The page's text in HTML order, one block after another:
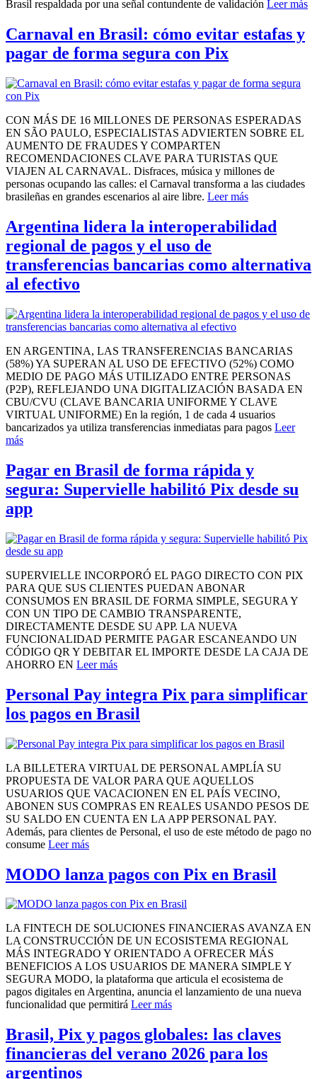
Brasil respaldada por una señal contundente de validación Leer más
Carnaval en Brasil: cómo evitar estafas y
pagar de forma segura con Pix
CON MÁS DE 16 MILLONES DE PERSONAS ESPERADAS
EN SÃO PAULO, ESPECIALISTAS ADVIERTEN SOBRE EL
AUMENTO DE FRAUDES Y COMPARTEN
RECOMENDACIONES CLAVE PARA TURISTAS QUE
VIAJEN AL CARNAVAL. Disfraces, música y millones de
personas ocupando las calles: el Carnaval transforma a las ciudades
brasileñas en grandes escenarios al aire libre. Leer más
Argentina lidera la interoperabilidad
regional de pagos y el uso de
transferencias bancarias como alternativa
al efectivo
EN ARGENTINA, LAS TRANSFERENCIAS BANCARIAS
(58%) YA SUPERAN AL USO DE EFECTIVO (52%) COMO
MEDIO DE PAGO MÁS UTILIZADO ENTRE PERSONAS
(P2P), REFLEJANDO UNA DIGITALIZACIÓN BASADA EN
CBU/CVU (CLAVE BANCARIA UNIFORME Y CLAVE
VIRTUAL UNIFORME) En la región, 1 de cada 4 usuarios
bancarizados ya utiliza transferencias inmediatas para pagos Leer
más
Pagar en Brasil de forma rápida y
segura: Supervielle habilitó Pix desde su
app
SUPERVIELLE INCORPORÓ EL PAGO DIRECTO CON PIX
PARA QUE SUS CLIENTES PUEDAN ABONAR
CONSUMOS EN BRASIL DE FORMA SIMPLE, SEGURA Y
CON UN TIPO DE CAMBIO TRANSPARENTE,
DIRECTAMENTE DESDE SU APP. LA NUEVA
FUNCIONALIDAD PERMITE PAGAR ESCANEANDO UN
CÓDIGO QR Y DEBITAR EL IMPORTE DESDE LA CAJA DE
AHORRO EN Leer más
Personal Pay integra Pix para simplificar
los pagos en Brasil
LA BILLETERA VIRTUAL DE PERSONAL AMPLÍA SU
PROPUESTA DE VALOR PARA QUE AQUELLOS
USUARIOS QUE VACACIONEN EN EL PAÍS VECINO,
ABONEN SUS COMPRAS EN REALES USANDO PESOS DE
SU SALDO EN CUENTA EN LA APP PERSONAL PAY.
Además, para clientes de Personal, el uso de este método de pago no
consume Leer más
MODO lanza pagos con Pix en Brasil
LA FINTECH DE SOLUCIONES FINANCIERAS AVANZA EN
LA CONSTRUCCIÓN DE UN ECOSISTEMA REGIONAL
MÁS INTEGRADO Y ORIENTADO A OFRECER MÁS
BENEFICIOS A LOS USUARIOS DE MANERA SIMPLE Y
SEGURA MODO, la plataforma que articula el ecosistema de
pagos digitales en Argentina, anuncia el lanzamiento de una nueva
funcionalidad que permitirá Leer más
Brasil, Pix y pagos globales: las claves
financieras del verano 2026 para los
argentinos